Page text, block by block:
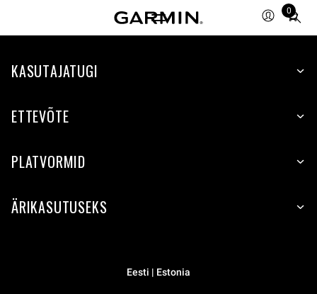
0
Total
items
cart:
KASUTAJATUGI
ETTEVÕTE
PLATVORMID
ÄRIKASUTUSEKS
Eesti | Estonia